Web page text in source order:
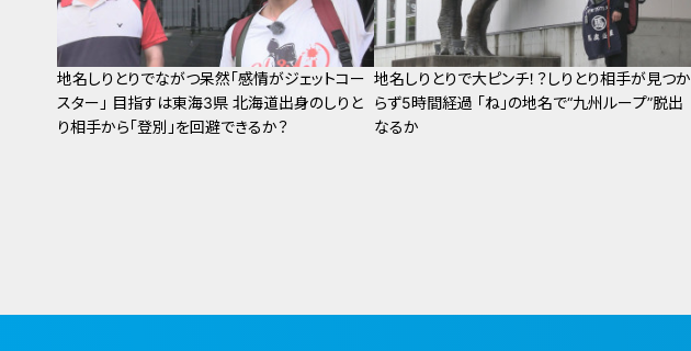
地名しりとりでながつ呆然「感情がジェットコー
スター」 目指すは東海3県 北海道出身のしりと
り相手から「登別」を回避できるか？
地名しりとりで大ピンチ！？しりとり相手が見つか
らず5時間経過 「ね」の地名で“九州ループ”脱出
なるか